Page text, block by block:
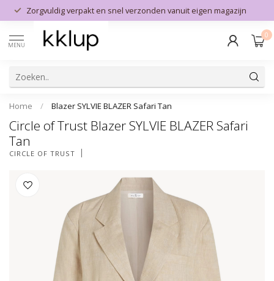
Zorgvuldig verpakt en snel verzonden vanuit eigen magazijn
MENU
0
Home / Blazer SYLVIE BLAZER Safari Tan
Circle of Trust Blazer SYLVIE BLAZER Safari
Tan
CIRCLE OF TRUST